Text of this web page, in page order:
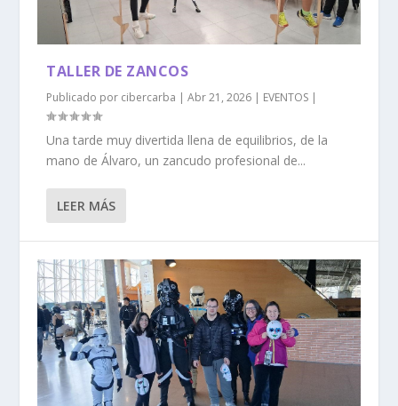
TALLER DE ZANCOS
Publicado por cibercarba |Abr 21, 2026 | EVENTOS |
Una tarde muy divertida llena de equilibrios, de la
mano de Álvaro, un zancudo profesional de...
LEER MÁS